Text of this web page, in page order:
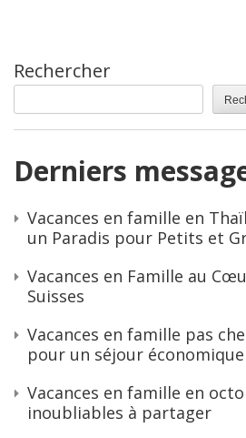
Rechercher
Derniers
Vacances en famille en
un Paradis pour Petits et
Vacances en Famille au
Suisses
Vacances en famille pas
pour un séjour économique
Vacances en famille en
inoubliables à partager